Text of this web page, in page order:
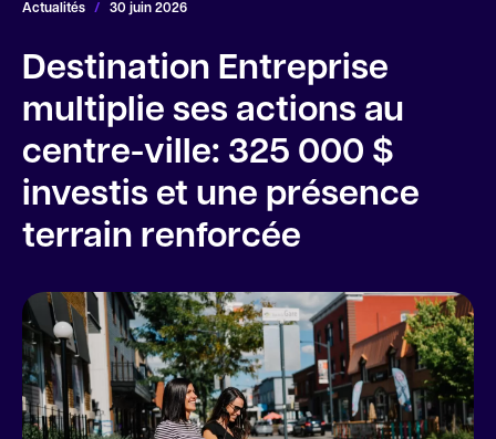
Mentorat
Main-d’œuvre
Location de locaux
Notre communauté
Calendrier des activités
Nous joindre
Actualités et outils
Actualités / 30 juin 2026
Destination Entreprise
multiplie ses actions au
centre-ville: 325 000 $
investis et une présence
terrain renforcée